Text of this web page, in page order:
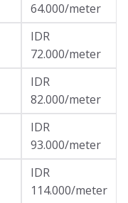
64.000/meter
IDR
72.000/meter
IDR
82.000/meter
IDR
93.000/meter
IDR
114.000/meter